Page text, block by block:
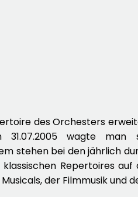
des Orchesters
31.07.2005 wagte
stehen bei den jährlich
Repertoires
der Filmmusik und